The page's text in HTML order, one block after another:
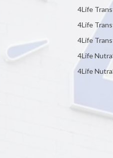
4Life
4Life
4Life
4Life
4Life